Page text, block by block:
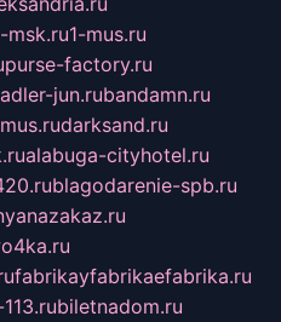
msk.ru1-mus.ru
purse-factory.ru
adler-jun.rubandamn.ru
darksand.ru
alabuga-cityhotel.ru
blagodarenie-spb.ru
fabrikayfabrikaefabrika.ru
biletnadom.ru